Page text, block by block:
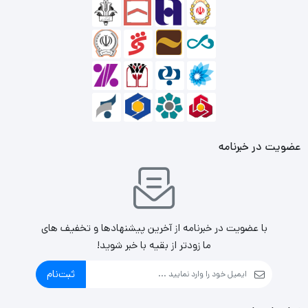
دیسک ها قابل‌اطمینان‌تر هستند زیرا آن‌ها فاقد بخش‌های
متحرک هستند. به همین ترتیب، SSD ها می‌توانند ضربه‌های
ناشی از افتادن، آسیب‌های ناگهانی و دمای بالا را بهتر از هارد
دیسک‌ها تحمل کنند.
مقدار MTBF به نرخ خرابی یک درایو در طول عمر قابل ‌انتظارش
دلالت دارد. این میزان برای اس اس دی اینترنال ای دیتا ایکس
مقدار را می‌توان استاندارد تلقی کرد.
برای این مدل از ظرفیت 256 گیگابایتی استفاده شده است.
این میزان را می‌توان برای افرادی که استفاده‌های روزمره از
کامپیوتر دارند مناسب دانست. اگر حجم اطلاعاتتان زیاد
عضویت در خبرنامه
با عضویت در خبرنامه از آخرین پیشنهادها و تخفیف های
ما زودتر از بقیه با خبر شوید!
ثبت‌نام